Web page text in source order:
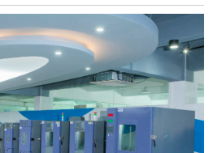
Écran LCD couleur en anglais/chinois,
fonction de communication
de sécurité
Pas d'interrupteur de fil de soudure,
surchauffe et la surintensité du compresseur,
contre la surchauffe, protection contre les
du ventilateur, protecteur de machine de
sec, protection contre le manque d'eau,
d'avertissement de panne.
AC380±10% 50HZ 3 phases 4 fils + fils de